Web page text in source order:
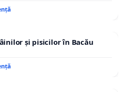
și pisicilor în Bacău